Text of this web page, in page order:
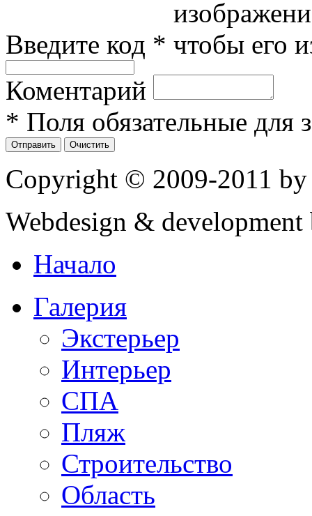
Введите код *
Коментарий
* Поля обязательные для
Copyright © 2009-2011 by
Webdesign &
Начало
Галерия
Экстерьер
Интерьер
СПА
Пляж
Строительство
Область